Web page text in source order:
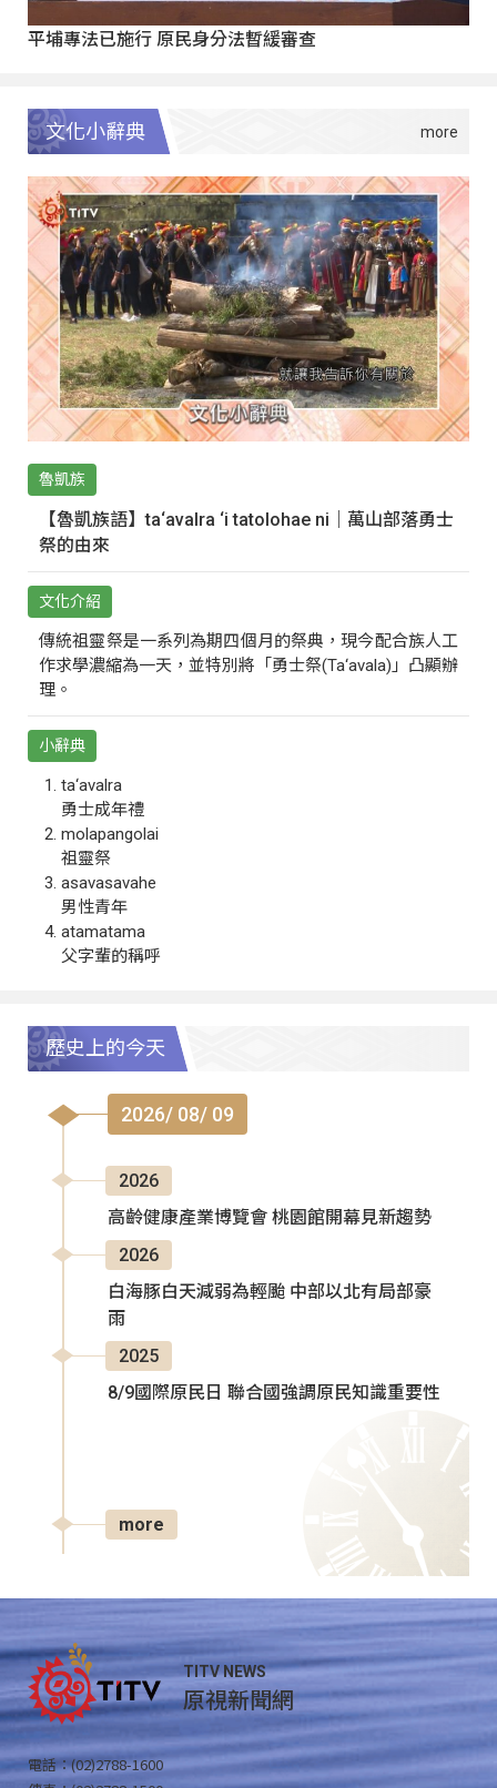
平埔專法已施行 原民身分法暫緩審查
文化小辭典
魯凱族
【魯凱族語】ta‘avalra ‘i tatolohae ni｜萬山部落勇士
祭的由來
文化介紹
傳統祖靈祭是一系列為期四個月的祭典，現今配合族人工
作求學濃縮為一天，並特別將「勇士祭(Ta‘avala)」凸顯辦
理。
小辭典
ta‘avalra
勇士成年禮
molapangolai
祖靈祭
asavasavahe
男性青年
atamatama
父字輩的稱呼
歷史上的今天
2026/ 08/ 09
2026
高齡健康產業博覽會 桃園館開幕見新趨勢
2026
白海豚白天減弱為輕颱 中部以北有局部豪
雨
2025
8/9國際原民日 聯合國強調原民知識重要性
more
TITV NEWS
原視新聞網
電話：(02)2788-1600